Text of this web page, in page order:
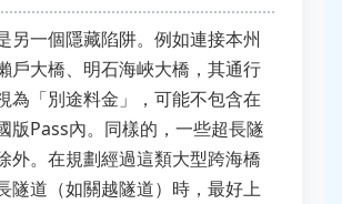
另一個隱藏陷阱。例如連接本州
戶大橋、明石海峽大橋，其通行
為「別途料金」，可能不包含在
版Pass內。同樣的，一些超長隧
外。在規劃經過這類大型跨海橋
隧道（如關越隧道）時，最好上